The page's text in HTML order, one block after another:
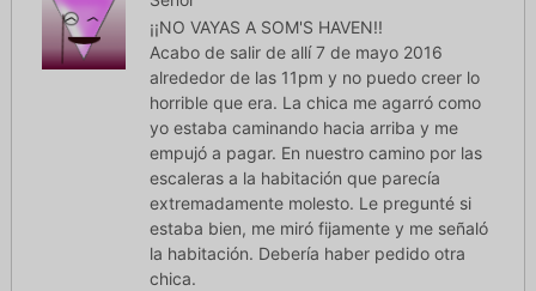
¡¡NO VAYAS A SOM'S HAVEN!!
Acabo de salir de allí 7 de mayo 2016
alrededor de las 11pm y no puedo creer lo
horrible que era. La chica me agarró como
yo estaba caminando hacia arriba y me
empujó a pagar. En nuestro camino por las
escaleras a la habitación que parecía
extremadamente molesto. Le pregunté si
estaba bien, me miró fijamente y me señaló
la habitación. Debería haber pedido otra
chica.